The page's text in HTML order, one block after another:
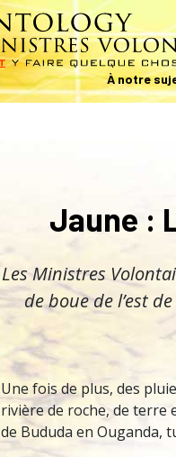
À notre
Jaune :
Les Ministres
de boue de l’est
Une fois de plus, des
rivière de roche, de terre
de Bududa en Ouganda,